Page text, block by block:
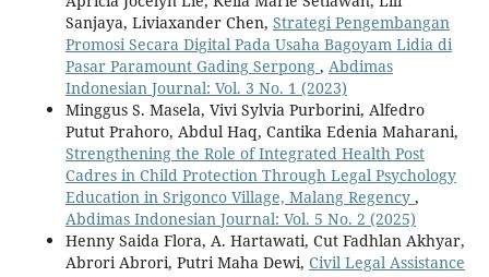
Sanjaya, Liviaxander Chen, Strategi Pengembangan
Promosi Secara Digital Pada Usaha Bagoyam Lidia di
Pasar Paramount Gading Serpong , Abdimas
Indonesian Journal: Vol. 3 No. 1 (2023)
Minggus S. Masela, Vivi Sylvia Purborini, Alfedro
Putut Prahoro, Abdul Haq, Cantika Edenia Maharani,
Strengthening the Role of Integrated Health Post
Cadres in Child Protection Through Legal Psychology
Education in Srigonco Village, Malang Regency ,
Abdimas Indonesian Journal: Vol. 5 No. 2 (2025)
Henny Saida Flora, A. Hartawati, Cut Fadhlan Akhyar,
Abrori Abrori, Putri Maha Dewi, Civil Legal Assistance